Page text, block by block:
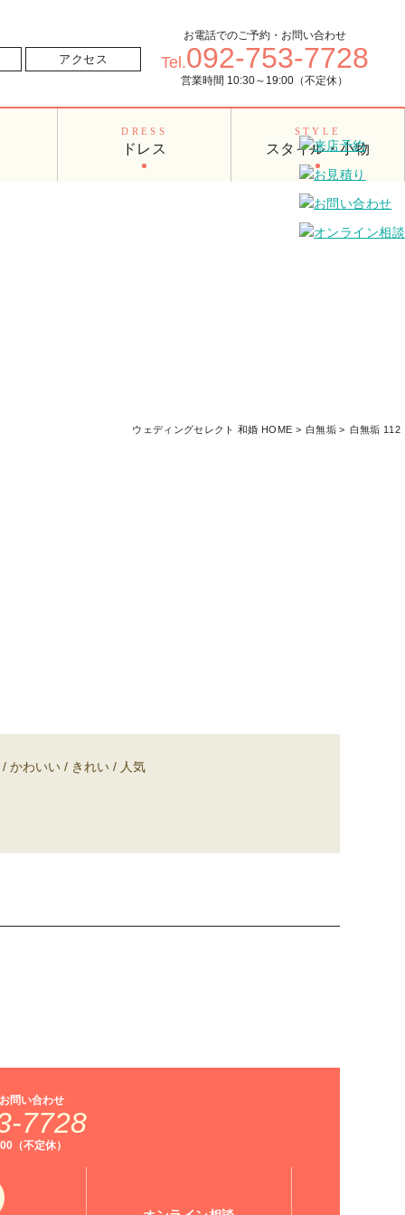
アクセス
お電話でのご予約・お問い合わせ
Tel.092-753-7728
営業時間 10:30～19:00（不定休）
DRESS
ドレス
STYLE
スタイル・小物
ウェディングセレクト 和婚 HOME 白無垢 白無垢 112
かわいい きれい 人気
問い合わせ
7728
（不定休）